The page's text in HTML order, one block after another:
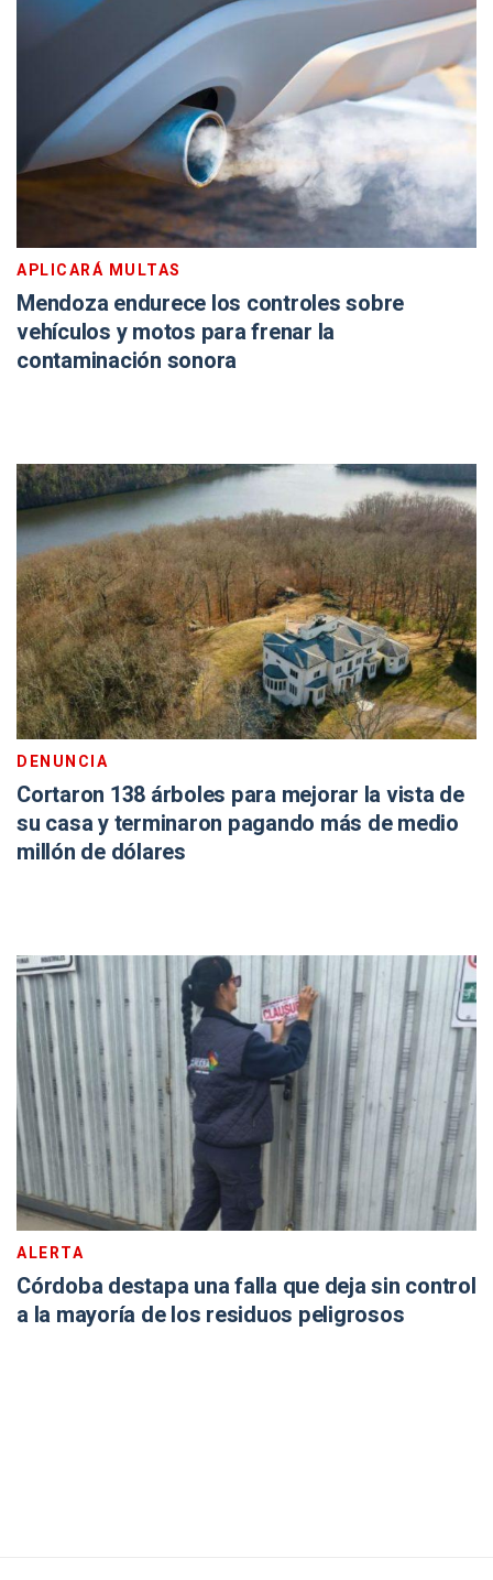
APLICARÁ MULTAS
Mendoza endurece los controles sobre
vehículos y motos para frenar la
contaminación sonora
DENUNCIA
Cortaron 138 árboles para mejorar la vista de
su casa y terminaron pagando más de medio
millón de dólares
ALERTA
Córdoba destapa una falla que deja sin control
a la mayoría de los residuos peligrosos